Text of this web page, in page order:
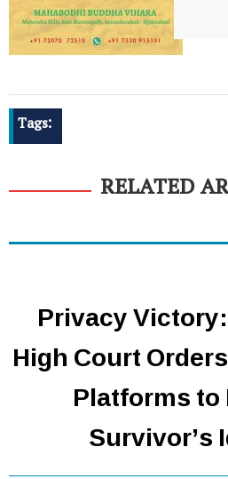
Tags:
RELATED
Privacy
High Court
Platforms to
Survivor’s